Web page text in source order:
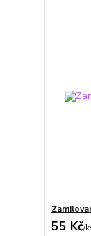
55 Kč/